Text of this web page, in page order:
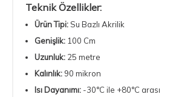
Teknik Özellikler:
Ürün Tipi: Su Bazlı Akrilik
Genişlik: 100 Cm
Uzunluk: 25 metre
Kalınlık: 90 mikron
Isı Dayanımı: -30°C ile +80°C arası